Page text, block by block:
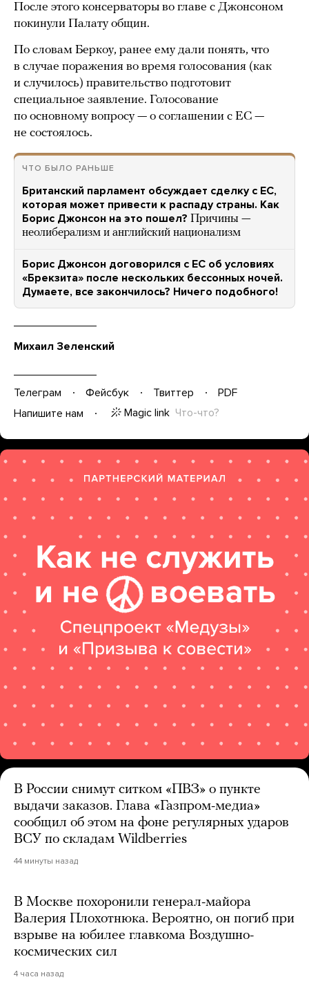
После этого консерваторы во главе с Джонсоном
покинули Палату общин.
По словам Беркоу, ранее ему дали понять, что
в случае поражения во время голосования (как
и случилось) правительство подготовит
специальное заявление. Голосование
по основному вопросу — о соглашении с ЕС —
не состоялось.
ЧТО БЫЛО РАНЬШЕ
Британский парламент обсуждает сделку с ЕС,
которая может привести к распаду страны. Как
Борис Джонсон на это пошел? Причины —
неолиберализм и английский национализм
Борис Джонсон договорился с ЕС об условиях
«Брекзита» после нескольких бессонных ночей.
Думаете, все закончилось? Ничего подобного!
Михаил Зеленский
Телеграм Фейсбук Твиттер
PDF
Напишите нам
Magic link Что-что?
В России снимут ситком «ПВЗ» о пункте
выдачи заказов. Глава «Газпром-медиа»
сообщил об этом на фоне регулярных ударов
ВСУ по складам Wildberries
44 минуты назад
В Москве похоронили генерал-майора
Валерия Плохотнюка. Вероятно, он погиб при
взрыве на юбилее главкома Воздушно-
космических сил
4 часа назад